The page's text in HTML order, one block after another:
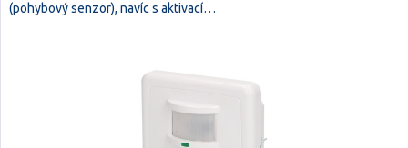
(pohybový senzor), navíc s aktivací…